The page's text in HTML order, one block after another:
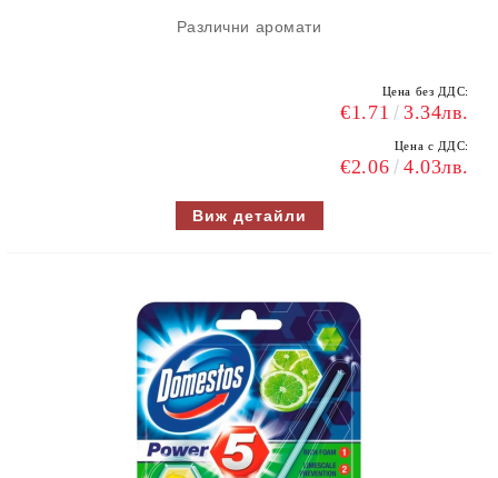
Различни аромати
Цена без ДДС:
€1.71 3.34лв.
Цена с ДДС:
€2.06 4.03лв.
Виж детайли